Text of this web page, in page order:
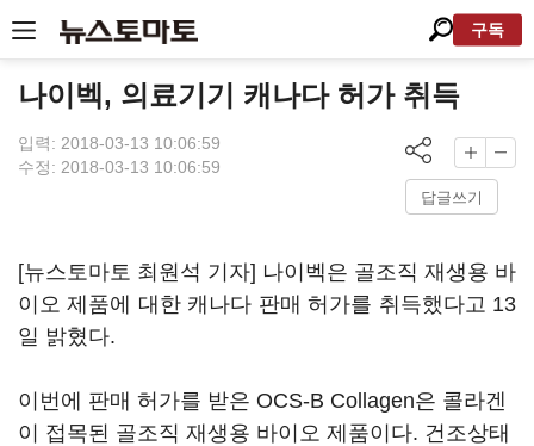
구독
나이벡, 의료기기 캐나다 허가 취득
입력: 2018-03-13 10:06:59
수정: 2018-03-13 10:06:59
답글쓰기
[뉴스토마토 최원석 기자] 나이벡은 골조직 재생용 바
이오 제품에 대한 캐나다 판매 허가를 취득했다고 13
일 밝혔다.
이번에 판매 허가를 받은 OCS-B Collagen은 콜라겐
이 접목된 골조직 재생용 바이오 제품이다. 건조상태